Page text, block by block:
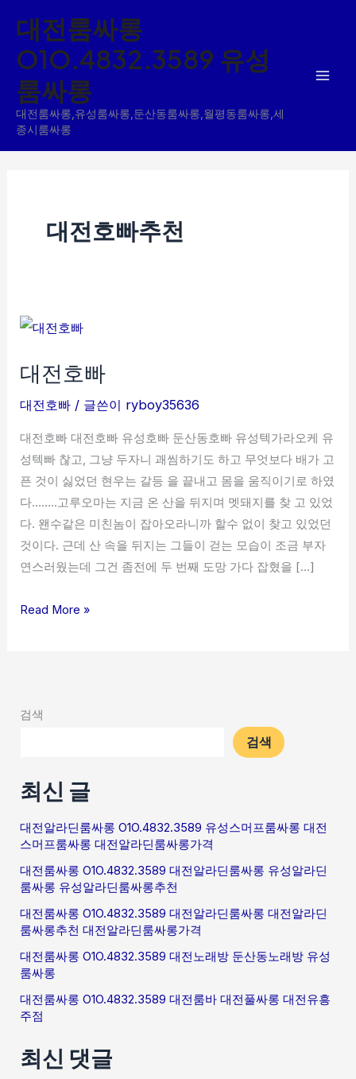
뛰
대전룸싸롱
O1O.4832.3589 유성
룸싸롱
대전룸싸롱,유성룸싸롱,둔산동룸싸롱,월평동룸싸롱,세
종시룸싸롱
대전호빠추천
대전호빠
대전호빠 / 글쓴이 ryboy35636
대전호빠 대전호빠 유성호빠 둔산동호빠 유성텍가라오케 유
성텍빠 찮고, 그냥 두자니 괘씸하기도 하고 무엇보다 배가 고
픈 것이 싫었던 현우는 갈등 을 끝내고 몸을 움직이기로 하였
다……..고루오마는 지금 온 산을 뒤지며 멧돼지를 찾 고 있었
다. 왠수같은 미친놈이 잡아오라니까 할수 없이 찾고 있었던
것이다. 근데 산 속을 뒤지는 그들이 걷는 모습이 조금 부자
연스러웠는데 그건 좀전에 두 번째 도망 가다 잡혔을 […]
대
호
Read More »
검색
검색
최신 글
대전알라딘룸싸롱 O1O.4832.3589 유성스머프룸싸롱 대전
스머프룸싸롱 대전알라딘룸싸롱가격
대전룸싸롱 O1O.4832.3589 대전알라딘룸싸롱 유성알라딘
룸싸롱 유성알라딘룸싸롱추천
대전룸싸롱 O1O.4832.3589 대전알라딘룸싸롱 대전알라딘
룸싸롱추천 대전알라딘룸싸롱가격
대전룸싸롱 O1O.4832.3589 대전노래방 둔산동노래방 유성
룸싸롱
대전룸싸롱 O1O.4832.3589 대전룸바 대전풀싸롱 대전유흥
주점
최신 댓글